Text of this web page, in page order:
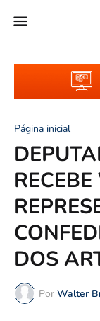
Página inicial
DOS
Por Walter